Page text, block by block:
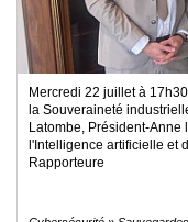
Inscription
annuaire
pro
éditeurMercredi 22 juillet à
la Souveraineté
Latombe, Président-
l'Intelligence artificielle et
Rapporteure